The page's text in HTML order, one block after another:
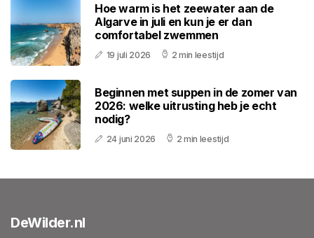
Hoe warm is het zeewater aan de
Algarve in juli en kun je er dan
comfortabel zwemmen
19 juli 2026 2 min leestijd
Beginnen met suppen in de zomer van
2026: welke uitrusting heb je echt
nodig?
24 juni 2026 2 min leestijd
DeWilder.nl